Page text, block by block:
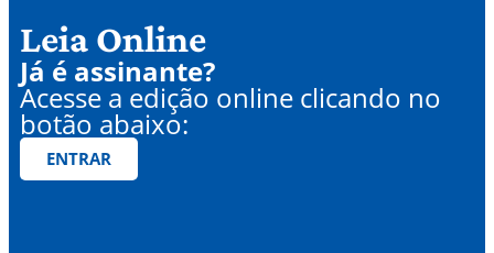
Leia Online
Já é assinante?
Acesse a edição online clicando no
botão abaixo:
ENTRAR